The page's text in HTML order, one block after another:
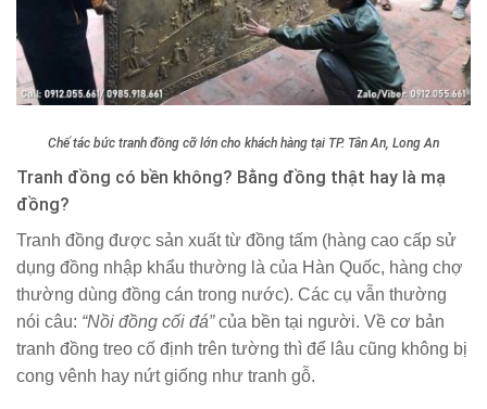
Chế tác bức tranh đồng cỡ lớn cho khách hàng tại TP. Tân An, Long An
Tranh đồng có bền không? Bằng đồng thật hay là mạ
đồng?
Tranh đồng được sản xuất từ đồng tấm (hàng cao cấp sử
dụng đồng nhập khẩu thường là của Hàn Quốc, hàng chợ
thường dùng đồng cán trong nước). Các cụ vẫn thường
nói câu: “Nồi đồng cối đá”của bền tại người. Về cơ bản
tranh đồng treo cố định trên tường thì để lâu cũng không bị
cong vênh hay nứt giống như tranh gỗ.